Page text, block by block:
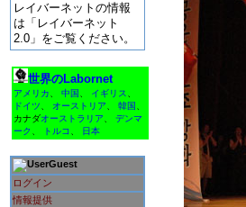
レイバーネットの情報
は「レイバーネット
2.0」をご覧ください。
世界のLabornet
アメリカ 中国 イギリス
ドイツ
オーストリア 韓国
カナダオーストラリア
デンマ
ーク
トルコ 日本
Guest
ログイン
情報提供